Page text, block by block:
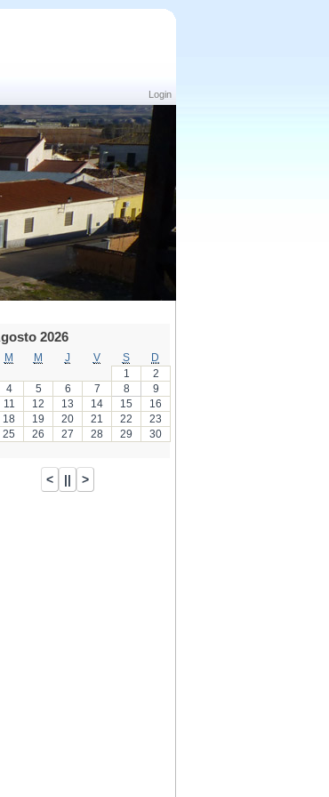
Login
2026
M M J V S
D
1
2
4 5 6 7 8
9
11 12 13 14 15
16
18 19 20 21 22
23
25 26 27 28 29
30